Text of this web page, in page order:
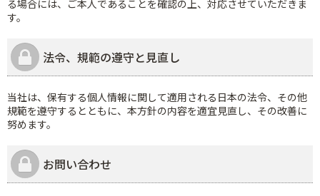
る場合には、ご本人であることを確認の上、対応させていただきま
す。
法令、規範の遵守と見直し
当社は、保有する個人情報に関して適用される日本の法令、その他
規範を遵守するとともに、本方針の内容を適宜見直し、その改善に
努めます。
お問い合わせ